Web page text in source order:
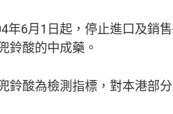
年6月1日起，停止進口及銷
鈴酸的中成藥。
酸為檢測指標，對本港部